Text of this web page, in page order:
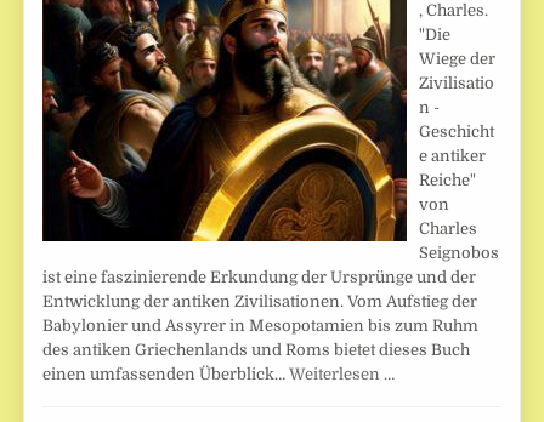
, Charles.
"Die
Wiege der
Zivilisatio
n -
Geschicht
e antiker
Reiche"
von
Charles
Seignobos
ist eine faszinierende Erkundung der Ursprünge und der
Entwicklung der antiken Zivilisationen. Vom Aufstieg der
Babylonier und Assyrer in Mesopotamien bis zum Ruhm
des antiken Griechenlands und Roms bietet dieses Buch
einen umfassenden Überblick…Weiterlesen …